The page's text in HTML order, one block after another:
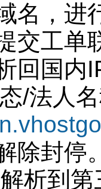
名，进
交工单
回国内
/法人
除封停
析到